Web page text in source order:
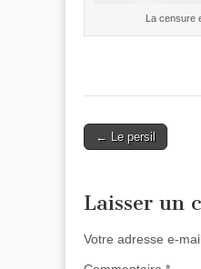
La censure
Post
← Le persil
Laisser un
Votre adresse e-